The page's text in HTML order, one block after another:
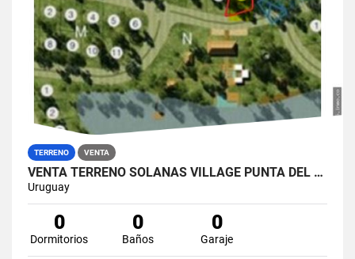
TERRENO VENTA
VENTA TERRENO SOLANAS VILLAGE PUNTA DEL ESTE FINANCIA
Uruguay
0
Dormitorios
0
Baños
0
Garaje